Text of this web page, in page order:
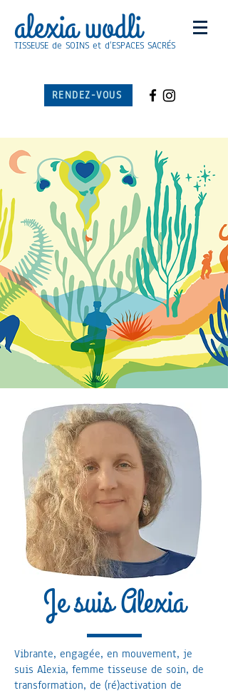
alexia wodli
TISSEUSE de SOINS et d'ESPACES SACRÉS
RENDEZ-VOUS
Je suis Alexia
Vibrante, engagée, en mouvement, je
suis Alexia, femme tisseuse de soin, de
transformation, de (ré)activation de